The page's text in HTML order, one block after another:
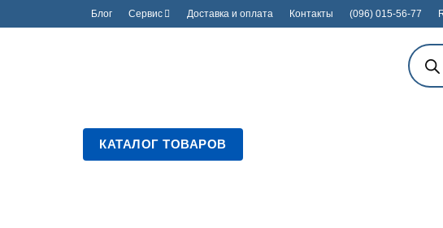
Блог Сервис Доставка и оплата Контакты (096) 015-56-77
Поиск
КАТАЛОГ ТОВАРОВ